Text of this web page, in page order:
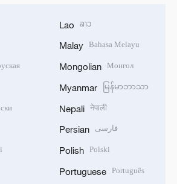
Lao ລາວ
Malay Bahasa Melayu
Mongolian Монгол
Myanmar မြန်မာဘာသာ
Nepali नेपाली
Persian فارسی
Polish Polski
Portuguese Português